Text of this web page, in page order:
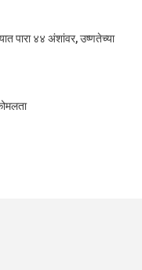
पारा ४४ अंशांवर, उष्णतेच्या